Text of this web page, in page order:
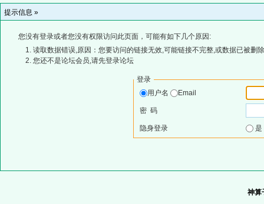
提示信息 »
您没有登录或者您没有权限访问此页面，可能有如下几个原因:
读取数据错误,原因：您要访问的链接无效,可能链接不完整,或数据已被删
您还不是论坛会员,请先登录论坛
登录
用户名
Email
密 码
隐身登录
神算